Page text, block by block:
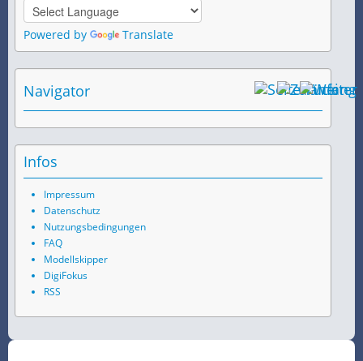
Powered by Translate
Navigator
Infos
Impressum
Datenschutz
Nutzungsbedingungen
FAQ
Modellskipper
DigiFokus
RSS